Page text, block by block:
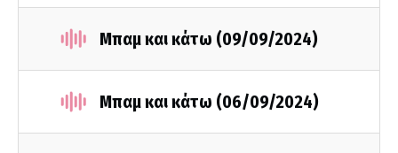
Μπαμ και κάτω (09/09/2024)
Μπαμ και κάτω (06/09/2024)